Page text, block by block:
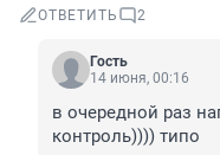
ОТВЕТИТЬ 2
Гость
14 июня, 00:16
в очередной раз
контроль)))) типо